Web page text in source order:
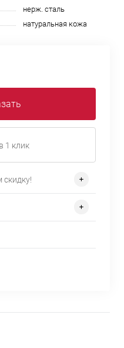
нерж. сталь
натуральная кожа
1 клик